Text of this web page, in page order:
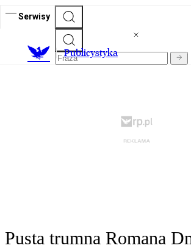
Serwisy
Publicystyka
Pusta trumna Romana